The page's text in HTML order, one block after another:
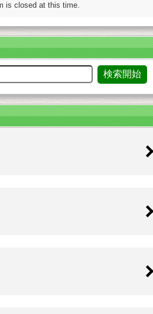
is closed at this time.